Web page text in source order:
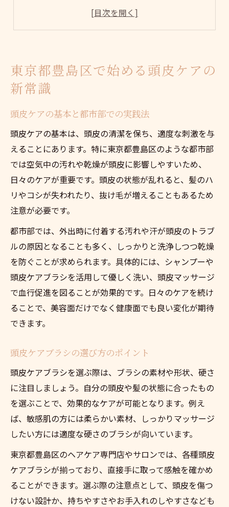
日常生活に取り入れる頭皮ケアのコツ
頭皮ケアブラシの使い方で差が出る理由
正しいブラッシングで頭皮環境を改善
自宅でできる頭皮ケアの実践テクニック
頭皮ケア効果を高めるタイミングと頻度
口コミで話題の頭皮ケアブラシの特徴
理想の頭皮ケアはブラシ選びから始まる
頭皮ケアに合ったブラシの素材と形状
髪質別に選ぶ頭皮ケアブラシのポイント
頭皮ケアを叶えるおすすめブラシの特徴
頭皮ケアブラシの選び方失敗しないコツ
頭皮ケアを意識したブラシの比較方法
週数回のブラッシングが美髪の秘訣に
頭皮ケアは週何回が理想？頻度の目安
習慣化しやすい頭皮ケアブラシの使い方
頭皮ケアで変わるヘアサイクルの秘密
頭皮ケアを高める実践的なブラシ活用法
頭皮ケアの効果を引き出すブラシの使い方
シャンプー時の頭皮ケアブラシ活用術
頭皮ケアをサポートする携帯用ブラシ活用
頭皮マッサージブラシのメリットと注意点
頭皮ケアにおけるマッサージブラシの利点
東京都豊島区で始める頭皮ケアの
新常識
頭皮ケアの基本と都市部での実践法
頭皮ケアの基本は、頭皮の清潔を保ち、適度な刺激を与
えることにあります。特に東京都豊島区のような都市部
では空気中の汚れや乾燥が頭皮に影響しやすいため、
日々のケアが重要です。頭皮の状態が乱れると、髪のハ
リやコシが失われたり、抜け毛が増えることもあるため
注意が必要です。
都市部では、外出時に付着する汚れや汗が頭皮のトラブ
ルの原因となることも多く、しっかりと洗浄しつつ乾燥
を防ぐことが求められます。具体的には、シャンプーや
頭皮ケアブラシを活用して優しく洗い、頭皮マッサージ
で血行促進を図ることが効果的です。日々のケアを続け
ることで、美容面だけでなく健康面でも良い変化が期待
できます。
頭皮ケアブラシの選び方のポイント
頭皮ケアブラシを選ぶ際は、ブラシの素材や形状、硬さ
に注目しましょう。自分の頭皮や髪の状態に合ったもの
を選ぶことで、効果的なケアが可能となります。例え
ば、敏感肌の方には柔らかい素材、しっかりマッサージ
したい方には適度な硬さのブラシが向いています。
東京都豊島区のヘアケア専門店やサロンでは、各種頭皮
ケアブラシが揃っており、直接手に取って感触を確かめ
ることができます。選ぶ際の注意点として、頭皮を傷つ
けない設計か、持ちやすさやお手入れのしやすさなども